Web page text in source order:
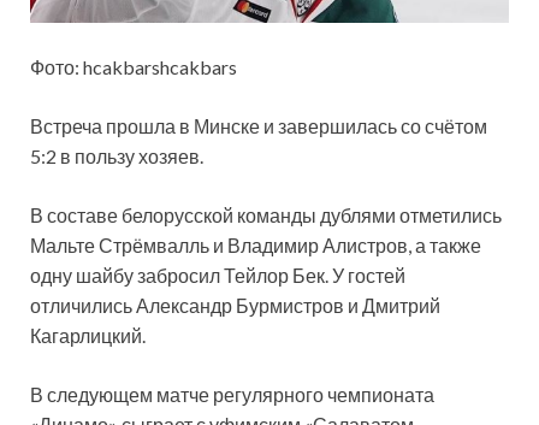
Фото: hcakbarshcakbars
Встреча прошла в Минске и завершилась со счётом
5:2 в пользу хозяев.
В составе белорусской команды дублями отметились
Мальте Стрёмвалль и Владимир Алистров, а также
одну шайбу забросил Тейлор Бек. У гостей
отличились Александр Бурмистров и Дмитрий
Кагарлицкий.
В следующем матче регулярного чемпионата